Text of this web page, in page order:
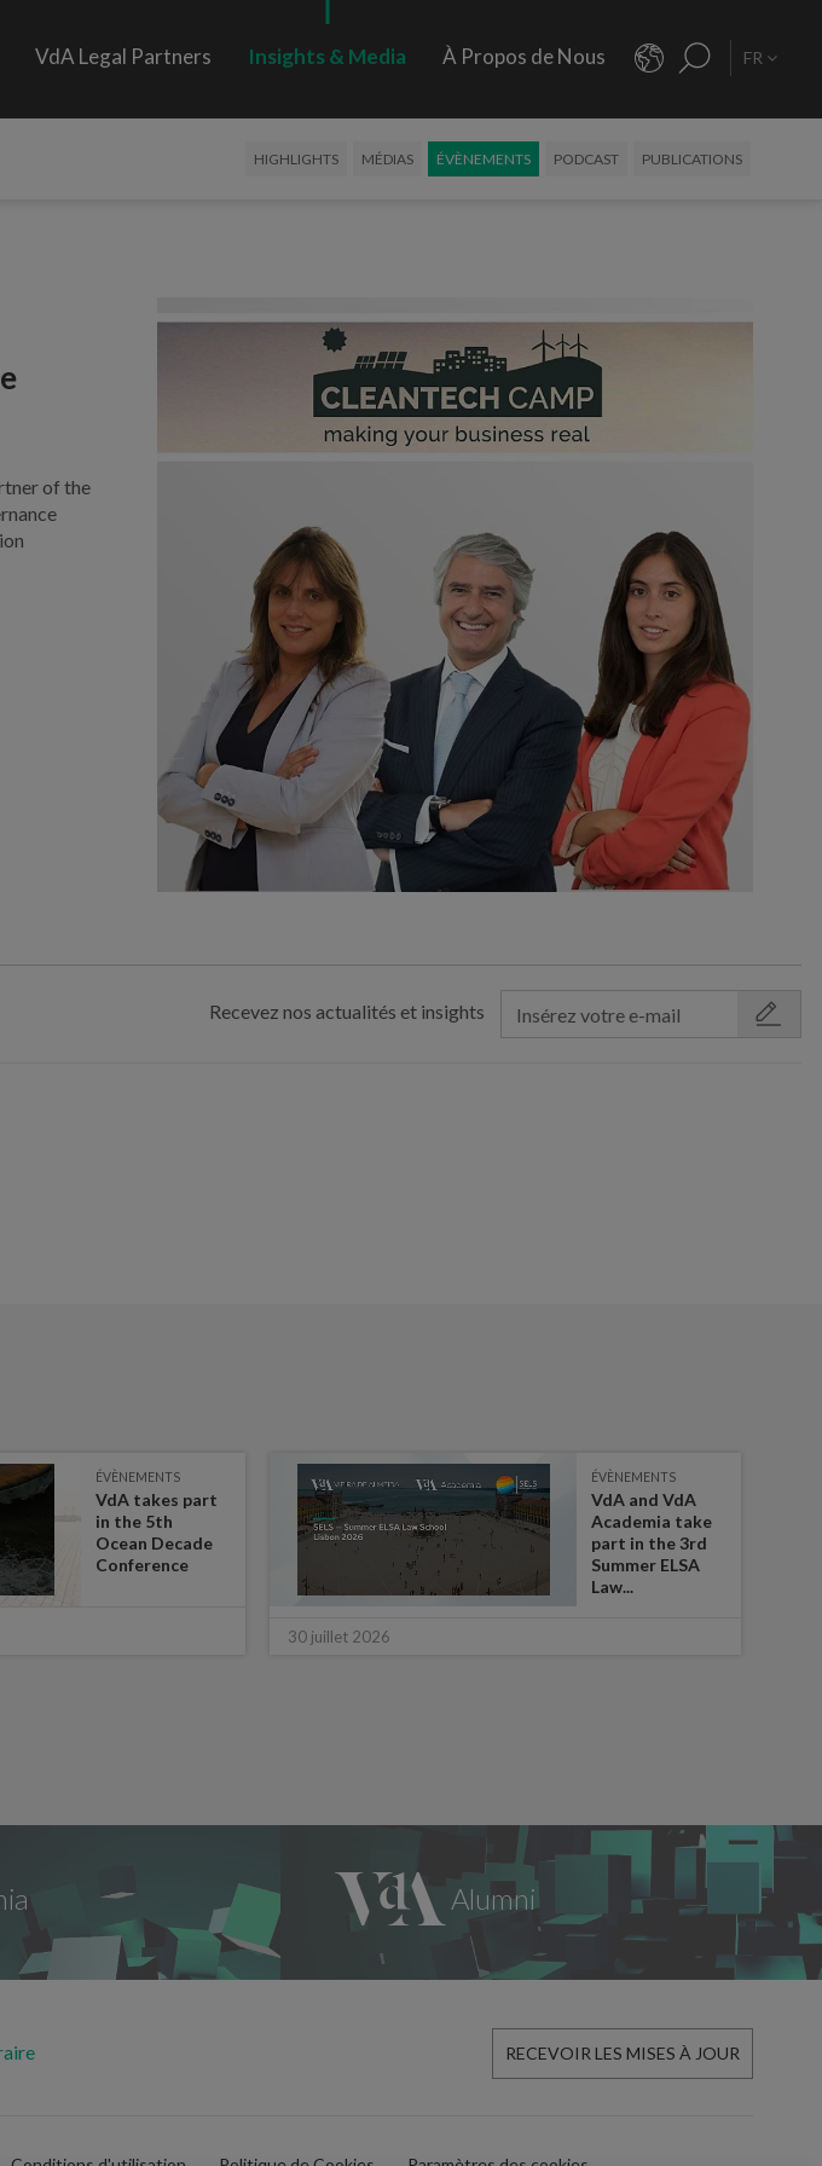
VdA Legal Partners Insights & Media À Propos de Nous FR
HIGHLIGHTS MÉDIAS ÉVÈNEMENTS PODCAST PUBLICATIONS
of the
Recevez nos actualités et insights
ÉVÈNEMENTS
VdA takes part
in the 5th
Ocean Decade
Conference
ÉVÈNEMENTS
VdA and VdA
Academia take
part in the 3rd
Summer ELSA
Law...
30 juillet 2026
RECEVOIR LES MISES À JOUR